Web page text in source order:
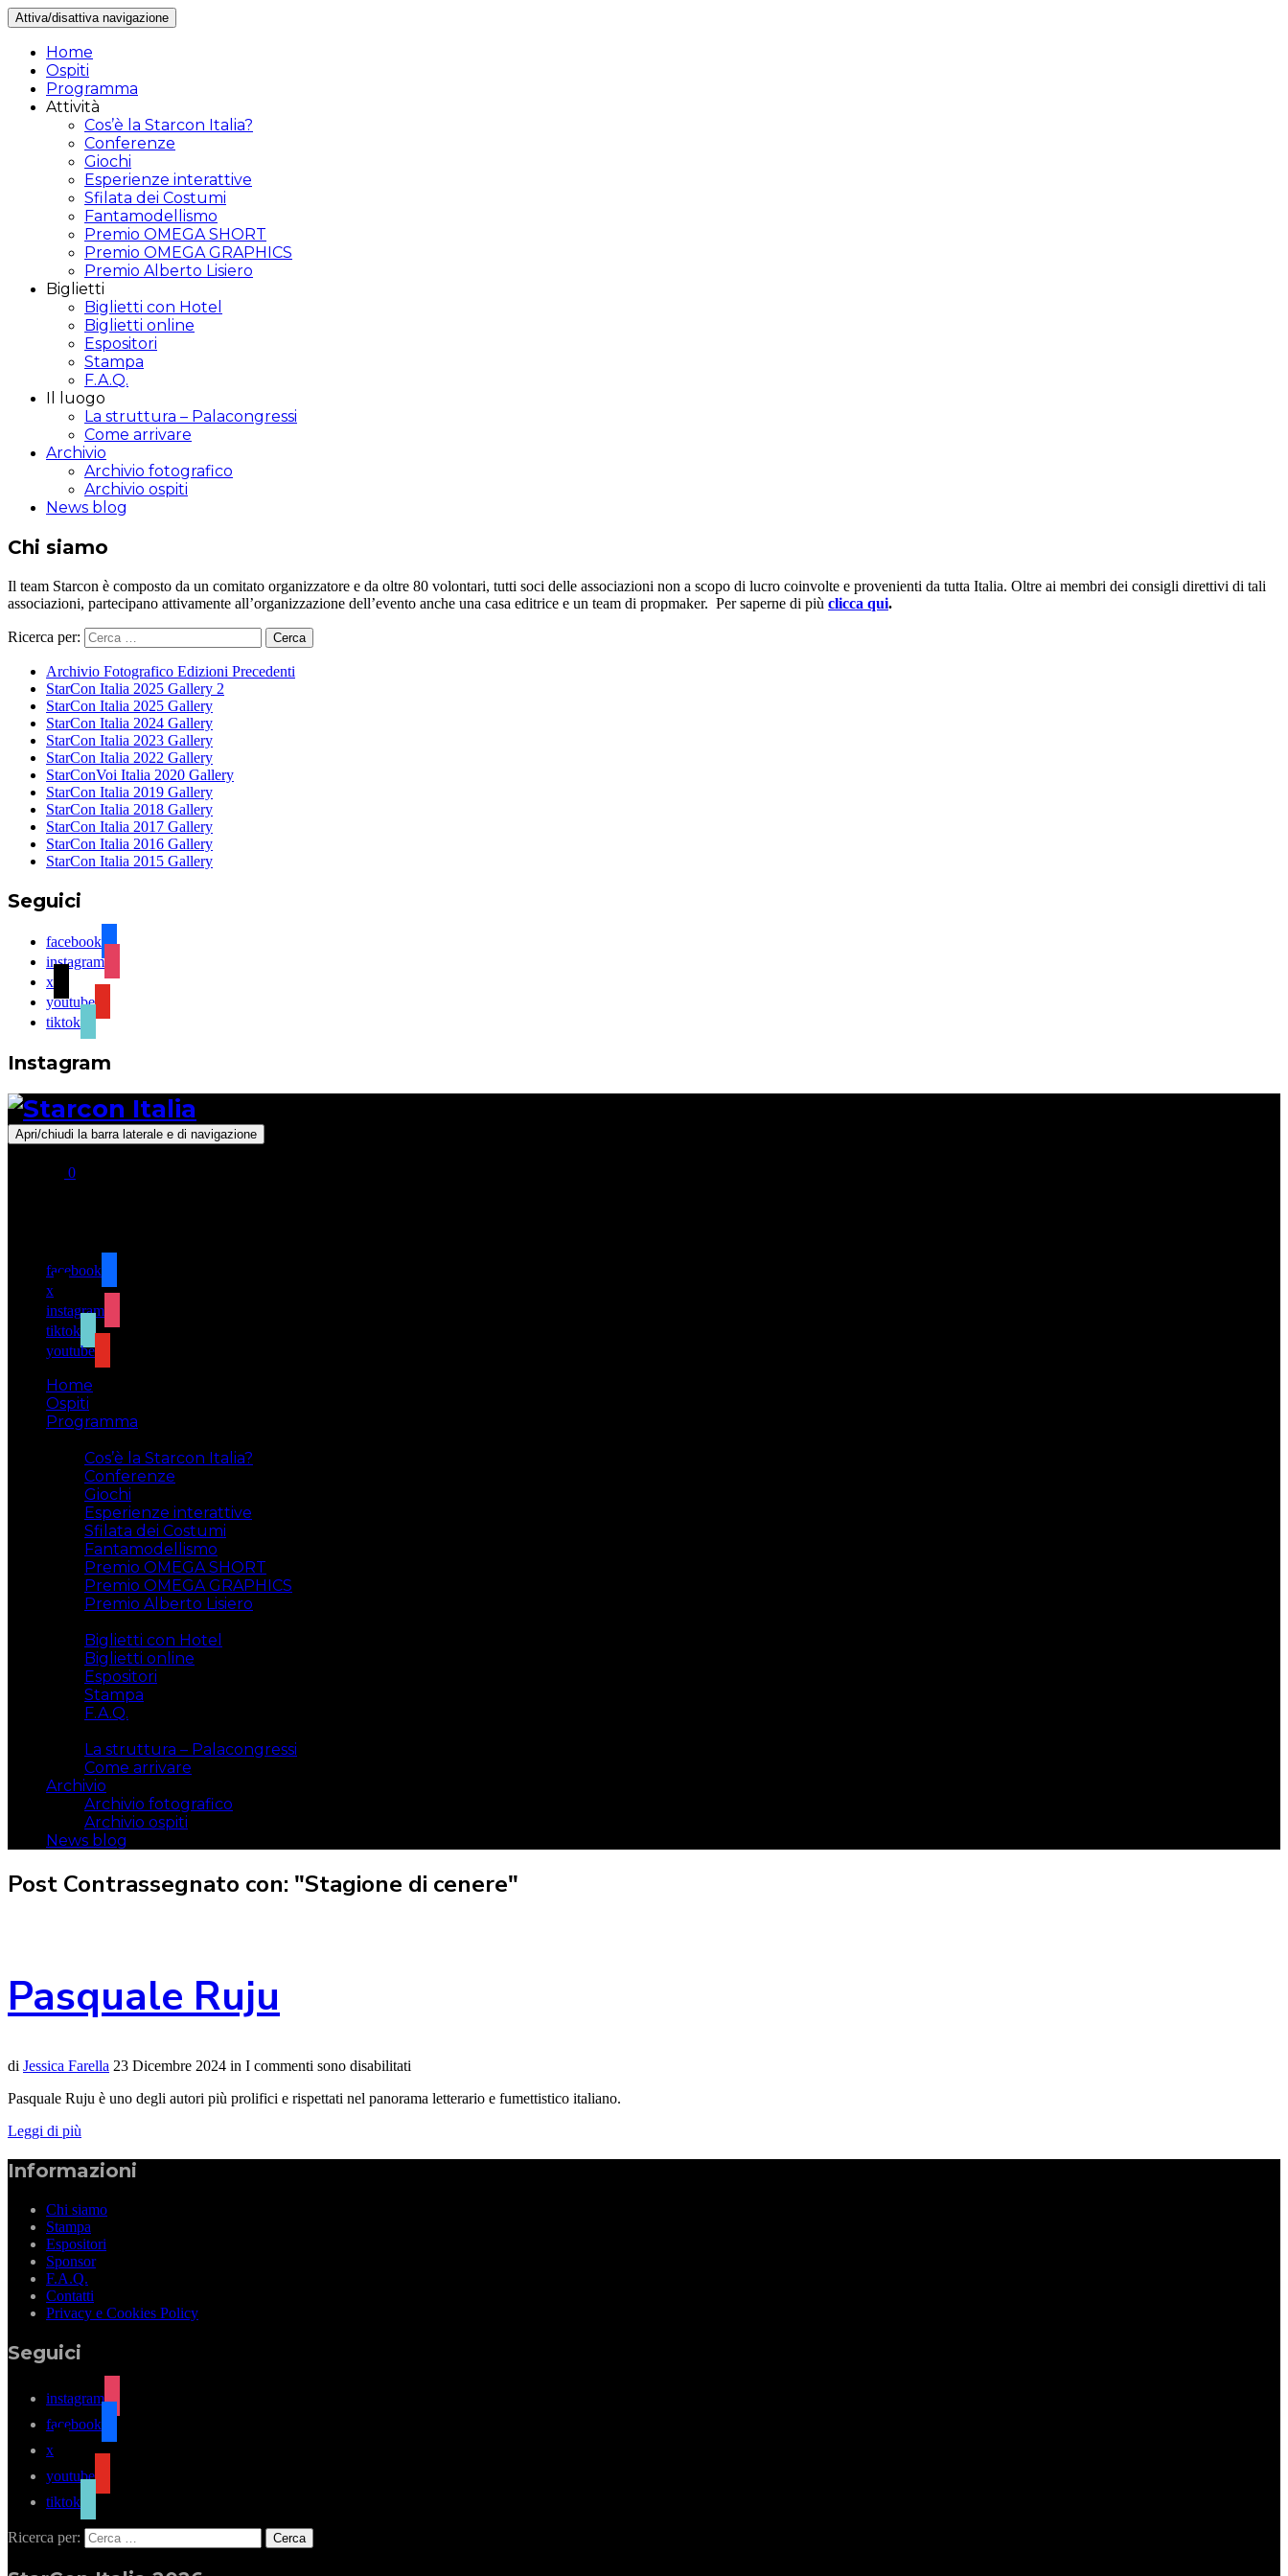
Attiva/disattiva navigazione
Home
Ospiti
Programma
Attività
Cos’è la Starcon Italia?
Conferenze
Giochi
Esperienze interattive
Sfilata dei Costumi
Fantamodellismo
Premio OMEGA SHORT
Premio OMEGA GRAPHICS
Premio Alberto Lisiero
Biglietti
Biglietti con Hotel
Biglietti online
Espositori
Stampa
F.A.Q.
Il luogo
La struttura – Palacongressi
Come arrivare
Archivio
Archivio fotografico
Archivio ospiti
News blog
Chi siamo
Il team Starcon è composto da un comitato organizzatore e da oltre 80 volontari, tutti soci delle associazioni non a scopo di lucro coinvolte e provenienti da tutta Italia. Oltre ai membri dei consigli direttivi di tali
associazioni, partecipano attivamente all’organizzazione dell’evento anche una casa editrice e un team di propmaker. Per saperne di più clicca qui.
Ricerca per:
Archivio Fotografico Edizioni Precedenti
StarCon Italia 2025 Gallery 2
StarCon Italia 2025 Gallery
StarCon Italia 2024 Gallery
StarCon Italia 2023 Gallery
StarCon Italia 2022 Gallery
StarConVoi Italia 2020 Gallery
StarCon Italia 2019 Gallery
StarCon Italia 2018 Gallery
StarCon Italia 2017 Gallery
StarCon Italia 2016 Gallery
StarCon Italia 2015 Gallery
Seguici
facebook
instagram
x
youtube
tiktok
Instagram
Apri/chiudi la barra laterale e di navigazione
0
facebook
x
instagram
tiktok
youtube
Home
Ospiti
Programma
Cos’è la Starcon Italia?
Conferenze
Giochi
Esperienze interattive
Sfilata dei Costumi
Fantamodellismo
Premio OMEGA SHORT
Premio OMEGA GRAPHICS
Premio Alberto Lisiero
Biglietti con Hotel
Biglietti online
Espositori
Stampa
F.A.Q.
La struttura – Palacongressi
Come arrivare
Archivio
Archivio fotografico
Archivio ospiti
News blog
Post Contrassegnato con: "Stagione di cenere"
Pasquale Ruju
di Jessica Farella 23 Dicembre 2024 in I commenti sono disabilitati
Pasquale Ruju è uno degli autori più prolifici e rispettati nel panorama letterario e fumettistico italiano.
Leggi di più
Informazioni
Chi siamo
Stampa
Espositori
Sponsor
F.A.Q.
Contatti
Privacy e Cookies Policy
Seguici
instagram
facebook
x
youtube
tiktok
Ricerca per: